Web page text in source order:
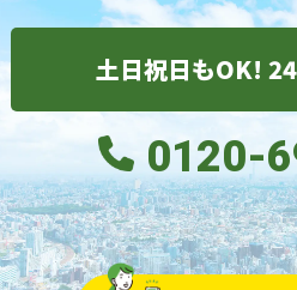
土日祝日もOK!
0120-